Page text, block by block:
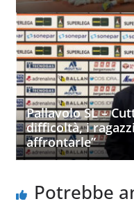
Pallavolo SL –
difficoltà, i
affrontarle”
Potrebbe